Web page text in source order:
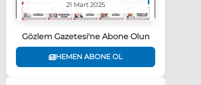
21 Mart 2025
Gözlem Gazetesi'ne Abone Olun
HEMEN ABONE OL